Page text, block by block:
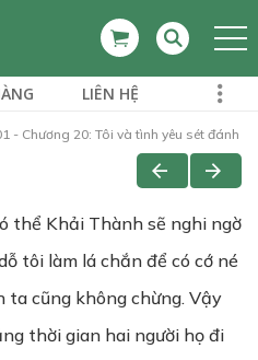
LIÊN HỆ
- Chương 20: Tôi và tình yêu sét đánh
thể Khải Thành sẽ nghi ngờ
tôi làm lá chắn để có cớ né
ta cũng không chừng. Vậy
thời gian hai người họ đi